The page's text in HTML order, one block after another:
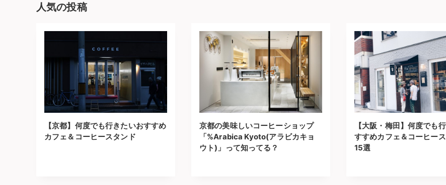
人気の投稿
【京都】何度でも行きたいおすすめ
カフェ＆コーヒースタンド
京都の美味しいコーヒーショップ
「%Arabica Kyoto(アラビカキョ
ウト)」って知ってる？
【大阪・梅田】何度でも
すすめカフェ＆コーヒー
15選